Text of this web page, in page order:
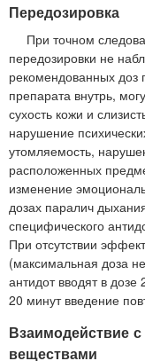
Передозировка
При точном
передозировки не
рекомендованных доз
препарата внутрь,
сухость кожи и
нарушение
утомляемость,
расположенных
изменение
дозах паралич
специфического
При отсутствии
(максимальная доза
антидот вводят в
20 минут введение
Взаимодействие
веществами